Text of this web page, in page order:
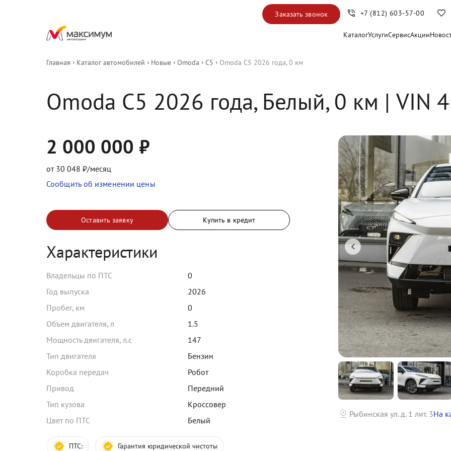
КаталогУслугиСервисАкции
Заказать звонок +7 (812) 603-57-00
Главная Каталог автомобилей Новые Omoda C5 Omoda C5 2026 года, 0 км
Omoda C5 2026 года, Белый, 0 км | VIN
2 000 000 ₽
от 30 048 ₽/месяц
Сообщить об изменении цены
Оставить заявку Купить в кредит
Характеристики
Владельцы по ПТС
0
Год выпуска
2026
Пробег, км
0
Объем двигателя, л
1.5
Мощность двигателя, л.с
147
Тип двигателя
Бензин
Коробка передач
Робот
Привод
Передний
Тип кузова
Кроссовер
Цвет по ПТС
Белый
ПТС: Гарантия юридической чистоты
Рыбинская ул. д. 1 лит. 3На